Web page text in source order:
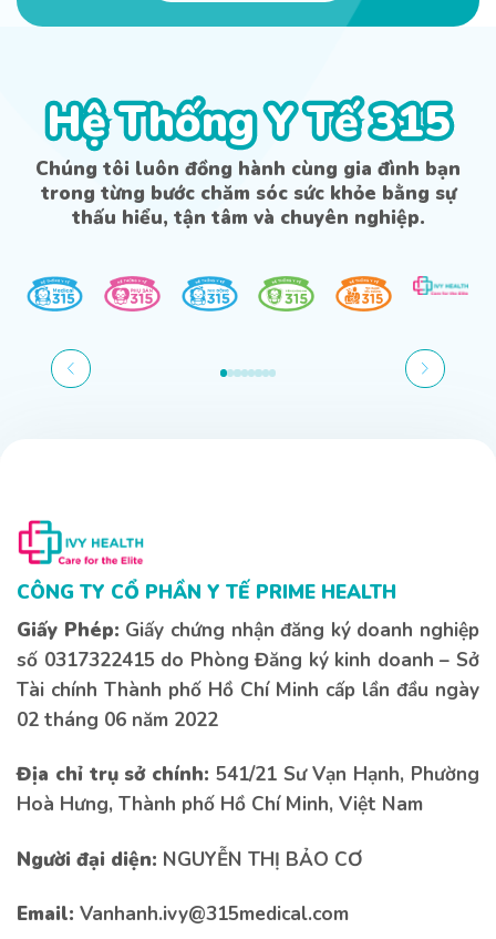
Hệ Thống Y Tế 315
Hệ Thống Y Tế 315
Chúng tôi luôn đồng hành cùng gia đình bạn
trong từng bước chăm sóc sức khỏe bằng sự
thấu hiểu, tận tâm và chuyên nghiệp.
CÔNG TY CỔ PHẦN Y TẾ PRIME HEALTH
Giấy Phép: Giấy chứng nhận đăng ký doanh nghiệp
số 0317322415 do Phòng Đăng ký kinh doanh – Sở
Tài chính Thành phố Hồ Chí Minh cấp lần đầu ngày
02 tháng 06 năm 2022
Địa chỉ trụ sở chính: 541/21 Sư Vạn Hạnh, Phường
Hoà Hưng, Thành phố Hồ Chí Minh, Việt Nam
Người đại diện: NGUYỄN THỊ BẢO CƠ
Email: Vanhanh.ivy@315medical.com